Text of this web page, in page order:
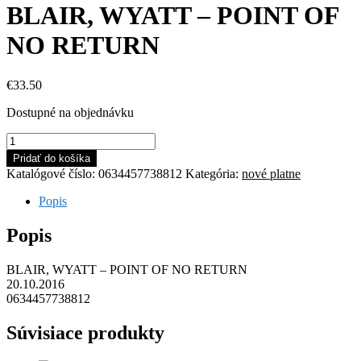
BLAIR, WYATT – POINT OF
NO RETURN
€33.50
Dostupné na objednávku
množstvo
BLAIR,
WYATT
-
POINT
NO
RETURN
Pridať do košíka
Katalógové číslo: 0634457738812 Kategória: nové platne
Popis
Popis
BLAIR, WYATT – POINT OF NO RETURN
20.10.2016
0634457738812
Súvisiace produkty